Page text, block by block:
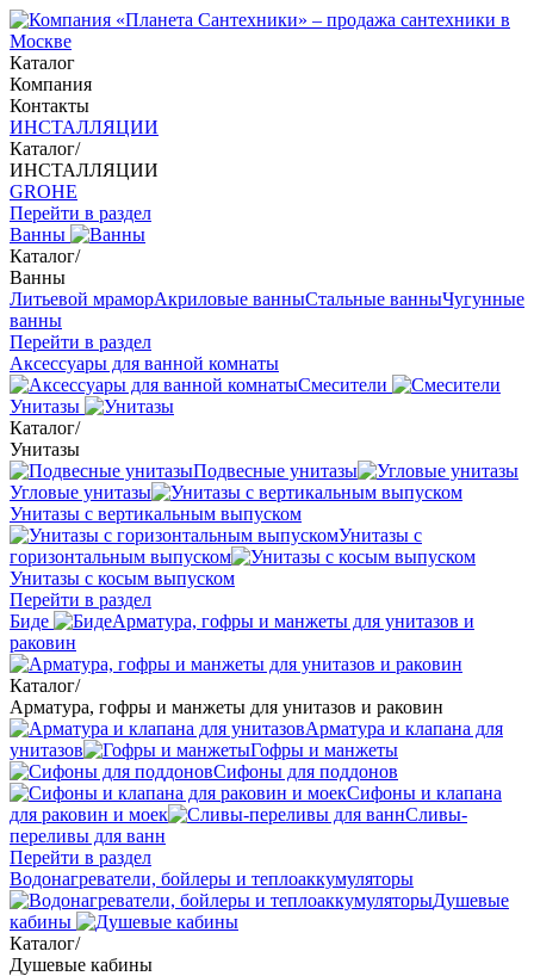
Каталог
Компания
Контакты
ИНСТАЛЛЯЦИИ
Каталог/
ИНСТАЛЛЯЦИИ
GROHE
Перейти в раздел
Ванны
Каталог/
Ванны
Литьевой мраморАкриловые ванныСтальные ванныЧугунные
ванны
Перейти в раздел
Аксессуары для ванной комнаты
Смесители
Унитазы
Каталог/
Унитазы
Подвесные унитазы
Угловые унитазы
Унитазы с вертикальным выпуском
Унитазы с
горизонтальным выпуском
Унитазы с косым выпуском
Перейти в раздел
Биде
Арматура, гофры и манжеты для унитазов и
раковин
Каталог/
Арматура, гофры и манжеты для унитазов и раковин
Арматура и клапана для
унитазов
Гофры и манжеты
Сифоны для поддонов
Сифоны и клапана
для раковин и моек
Сливы-
переливы для ванн
Перейти в раздел
Водонагреватели, бойлеры и теплоаккумуляторы
Душевые
кабины
Каталог/
Душевые кабины